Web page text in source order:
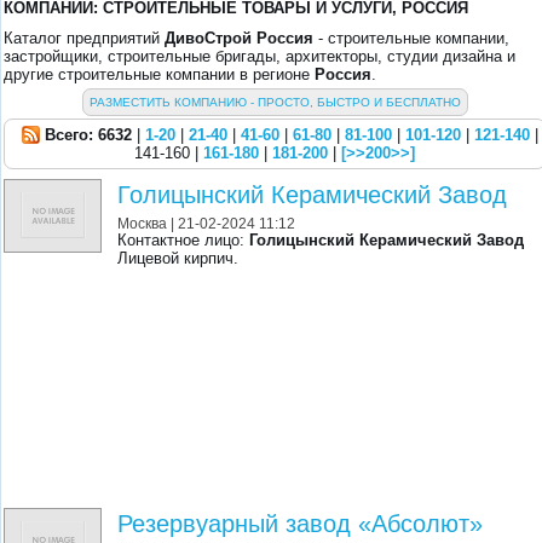
КОМПАНИИ: СТРОИТЕЛЬНЫЕ ТОВАРЫ И УСЛУГИ, РОССИЯ
Каталог предприятий ДивоСтрой Россия - строительные компании,
застройщики, строительные бригады, архитекторы, студии дизайна и
другие строительные компании в регионе Россия.
РАЗМЕСТИТЬ КОМПАНИЮ - ПРОСТО, БЫСТРО И БЕСПЛАТНО
Всего: 6632| 1-20| 21-40| 41-60| 61-80| 81-100| 101-120| 121-140|
141-160 | 161-180 181-200 [>>200>>]
Голицынский Керамический Завод
Москва | 21-02-2024 11:12
Контактное лицо: Голицынский Керамический Завод
Лицевой кирпич.
Резервуарный завод «Абсолют»